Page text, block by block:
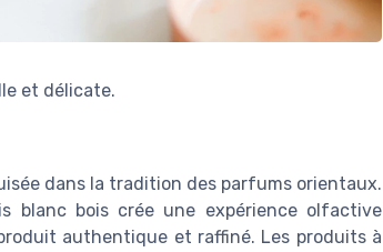
et délicate.
dans la tradition des parfums orientaux.
blanc bois crée une expérience olfactive
authentique et raffiné. Les produits à